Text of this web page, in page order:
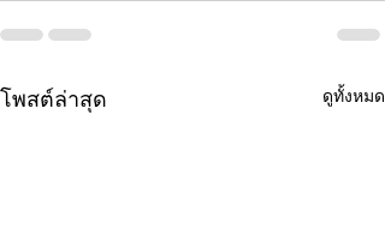
โพสต์ล่าสุด ดูทั้งหมด